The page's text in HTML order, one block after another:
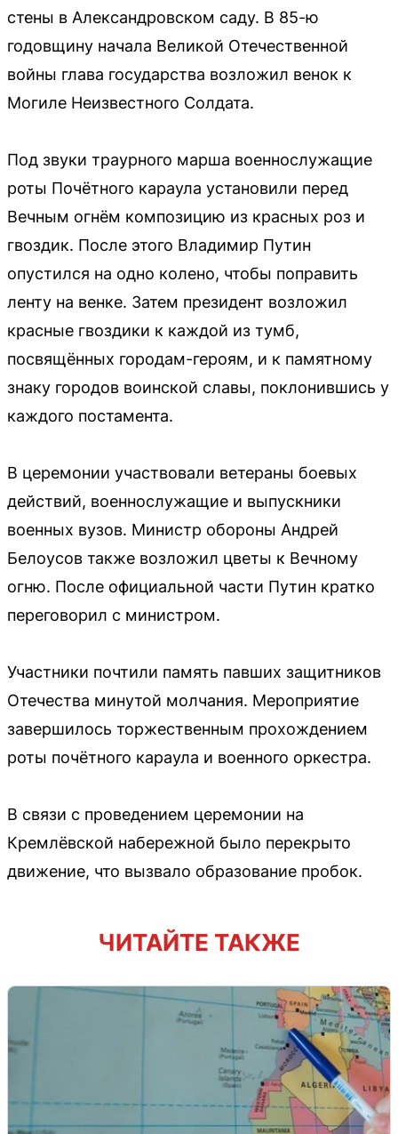
стены в Александровском саду. В 85-ю
годовщину начала Великой Отечественной
войны глава государства возложил венок к
Могиле Неизвестного Солдата.
Под звуки траурного марша военнослужащие
роты Почётного караула установили перед
Вечным огнём композицию из красных роз и
гвоздик. После этого Владимир Путин
опустился на одно колено, чтобы поправить
ленту на венке. Затем президент возложил
красные гвоздики к каждой из тумб,
посвящённых городам-героям, и к памятному
знаку городов воинской славы, поклонившись у
каждого постамента.
В церемонии участвовали ветераны боевых
действий, военнослужащие и выпускники
военных вузов. Министр обороны Андрей
Белоусов также возложил цветы к Вечному
огню. После официальной части Путин кратко
переговорил с министром.
Участники почтили память павших защитников
Отечества минутой молчания. Мероприятие
завершилось торжественным прохождением
роты почётного караула и военного оркестра.
В связи с проведением церемонии на
Кремлёвской набережной было перекрыто
движение, что вызвало образование пробок.
ЧИТАЙТЕ ТАКЖЕ